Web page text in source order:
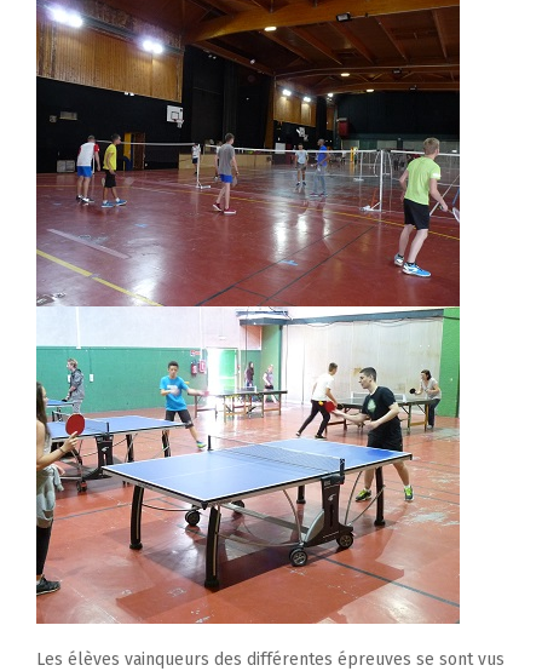
Les élèves vainqueurs des différentes épreuves se sont vus